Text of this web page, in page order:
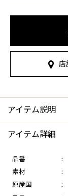
店
アイテム説明
アイテム詳細
品番 :
素材
:
原産国
: